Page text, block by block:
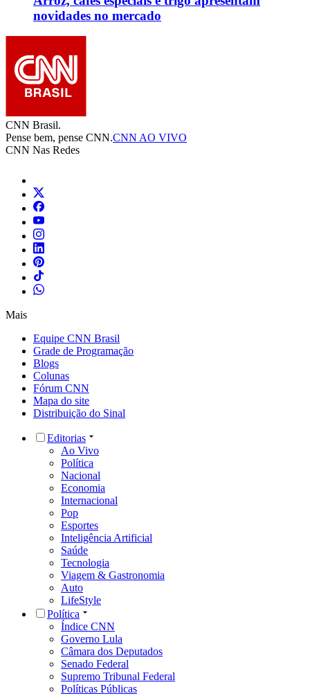
novidades no mercado
CNN Brasil.
Pense bem, pense CNN.CNN AO VIVO
CNN Nas Redes
Mais
Equipe CNN Brasil
Grade de Programação
Blogs
Colunas
Fórum CNN
Mapa do site
Distribuição do Sinal
Editorias
Ao Vivo
Política
Nacional
Economia
Internacional
Pop
Esportes
Inteligência Artificial
Saúde
Tecnologia
Viagem & Gastronomia
Auto
LifeStyle
Política
Índice CNN
Governo Lula
Câmara dos Deputados
Senado Federal
Supremo Tribunal Federal
Políticas Públicas